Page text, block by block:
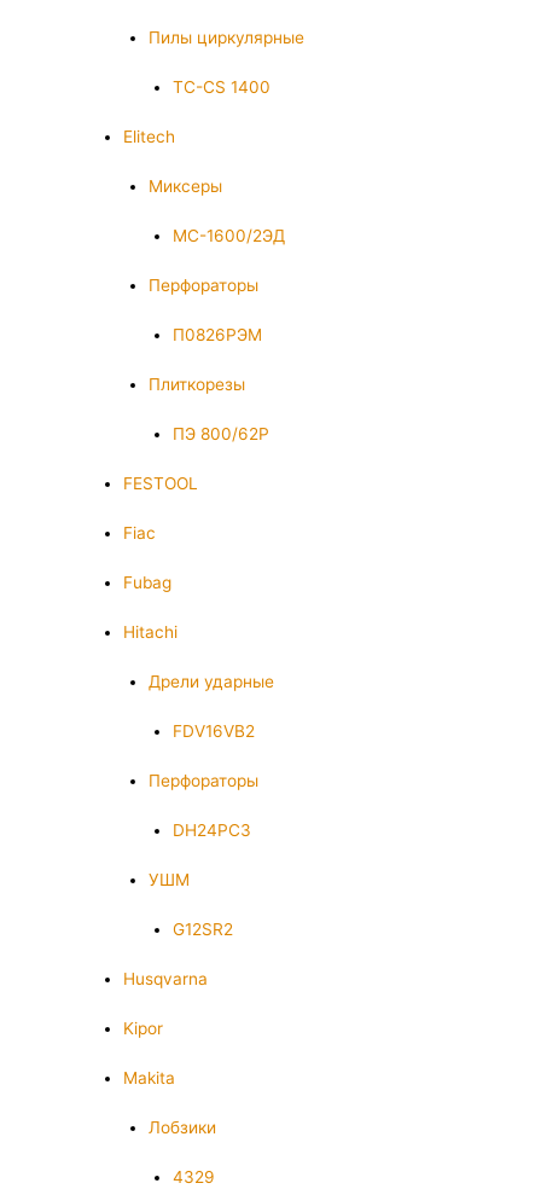
Пилы циркулярные
TC-CS 1400
Elitech
Миксеры
МС-1600/2ЭД
Перфораторы
П0826РЭМ
Плиткорезы
ПЭ 800/62Р
FESTOOL
Fiac
Fubag
Hitachi
Дрели ударные
FDV16VB2
Перфораторы
DH24PC3
УШМ
G12SR2
Husqvarna
Kipor
Makita
Лобзики
4329